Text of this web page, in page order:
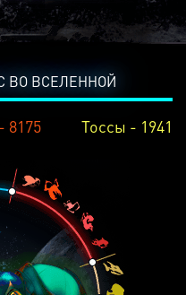
ВО ВСЕЛЕННОЙ
8175 Тоссы - 1941